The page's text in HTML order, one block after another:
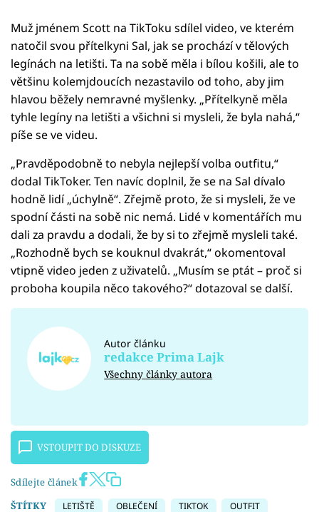
Muž jménem Scott na TikToku sdílel video, ve kterém
natočil svou přítelkyni Sal, jak se prochází v tělových
legínách na letišti. Ta na sobě měla i bílou košili, ale to
většinu kolemjdoucích nezastavilo od toho, aby jim
hlavou běžely nemravné myšlenky. „Přítelkyně měla
tyhle legíny na letišti a všichni si mysleli, že byla nahá,“
píše se ve videu.
„Pravděpodobně to nebyla nejlepší volba outfitu,“
dodal TikToker. Ten navíc doplnil, že se na Sal dívalo
hodně lidí „úchylně“. Zřejmě proto, že si mysleli, že ve
spodní části na sobě nic nemá. Lidé v komentářích mu
dali za pravdu a dodali, že by si to zřejmě mysleli také.
„Rozhodně bych se kouknul dvakrát,“ okomentoval
vtipně video jeden z uživatelů. „Musím se ptát – proč si
proboha koupila něco takového?“ dotazoval se další.
Autor článku
redakce Prima Lajk
Všechny články autora
VSTOUPIT DO DISKUZE
Sdílejte článek
ŠTÍTKY
LETIŠTĚ OBLEČENÍ TIKTOK OUTFIT